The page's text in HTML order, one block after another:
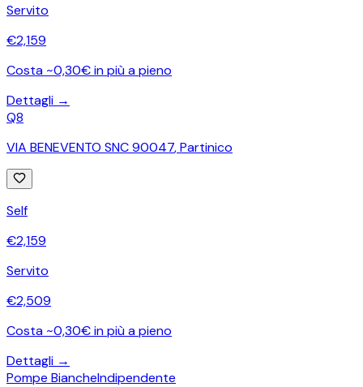
Servito
€2,159
Costa ~0,30€ in più a pieno
Dettagli →
Q8
VIA BENEVENTO SNC 90047,Partinico
Self
€2,159
Servito
€2,509
Costa ~0,30€ in più a pieno
Dettagli →
Pompe BiancheIndipendente